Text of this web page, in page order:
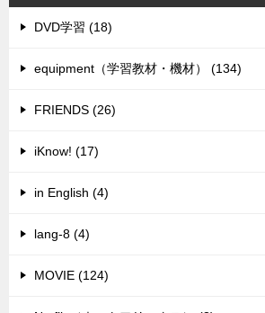
DVD学習 (18)
equipment（学習教材・機材） (134)
FRIENDS (26)
iKnow! (17)
in English (4)
lang-8 (4)
MOVIE (124)